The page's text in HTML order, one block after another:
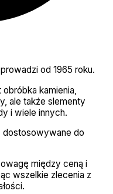
od 1965 roku.
kamienia,
ale także slementy
i wiele innych.
dostosowywane do
między ceną i
wszelkie zlecenia z